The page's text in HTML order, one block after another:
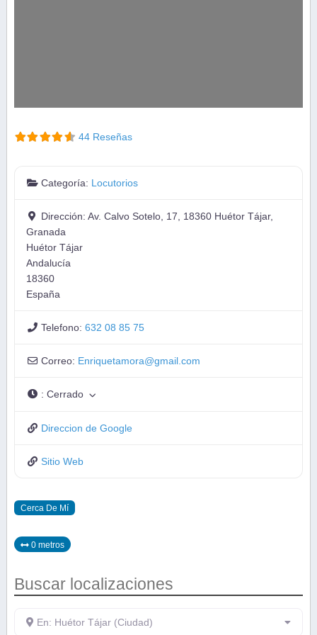
44 Reseñas
Categoría: Locutorios
Dirección:Av. Calvo Sotelo, 17, 18360 Huétor Tájar,
Granada
Huétor Tájar
Andalucía
18360
España
Telefono:632 08 85 75
Correo: Enriquetamora@gmail.com
:Cerrado
Direccion de Google
Sitio Web
Cerca De Mí
0 metros
Buscar localizaciones
En: Huétor Tájar (Ciudad)